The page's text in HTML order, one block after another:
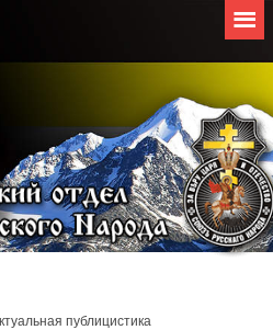
публицистика